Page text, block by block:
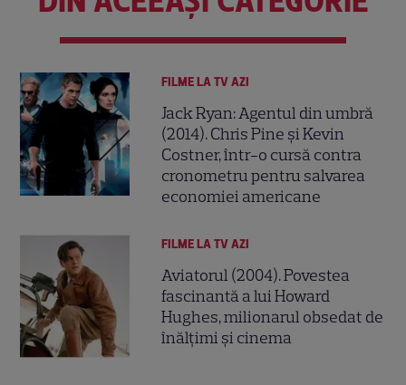
FILME LA TV AZI
Jack Ryan: Agentul din umbră
(2014). Chris Pine și Kevin
Costner, într-o cursă contra
cronometru pentru salvarea
economiei americane
FILME LA TV AZI
Aviatorul (2004). Povestea
fascinantă a lui Howard
Hughes, milionarul obsedat de
înălțimi și cinema